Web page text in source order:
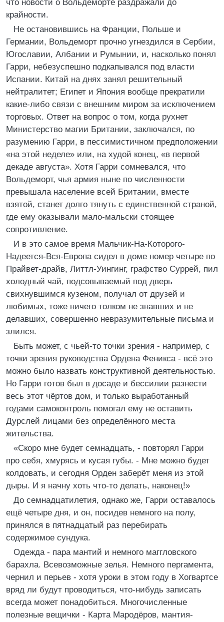
что новости о Вольдеморте раздражали до
крайности.
Не остановившись на Франции, Польше и
Германии, Вольдеморт прочно угнездился в Сербии,
Югославии, Албании и Румынии, и, насколько понял
Гарри, небезуспешно подкапывался под власти
Испании. Китай на днях занял решительный
нейтралитет; Египет и Япония вообще прекратили
какие-либо связи с внешним миром за исключением
торговых. Ответ на вопрос о том, когда рухнет
Министерство магии Британии, заключался, по
разумению Гарри, в пессимистичном предположении
«на этой неделе» или, на худой конец, «в первой
декаде августа». Хотя Гарри сомневался, что
Вольдеморт, чья армия ныне по численности
превышала население всей Британии, вместе
взятой, станет долго тянуть с единственной страной,
где ему оказывали мало-мальски стоящее
сопротивление.
И в это самое время Мальчик-На-Которого-
Надеется-Вся-Европа сидел в доме номер четыре по
Прайвет-драйв, Литтл-Уингинг, графство Суррей, пил
холодный чай, подсовываемый под дверь
свихнувшимся кузеном, получал от друзей и
любимых, тоже ничего толком не знавших и не
делавших, совершенно невразумительные письма и
злился.
Быть может, с чьей-то точки зрения - например, с
точки зрения руководства Ордена Феникса - всё это
можно было назвать конструктивной деятельностью.
Но Гарри готов был в досаде и бессилии разнести
весь этот чёртов дом, и только выработанный
годами самоконтроль помогал ему не оставить
Дурслей лицами без определённого места
жительства.
«Скоро мне будет семнадцать, - повторял Гарри
про себя, хмурясь и кусая губы. - Мне можно будет
колдовать, и сегодня Орден заберёт меня из этой
дыры. И я начну хоть что-то делать, наконец!»
До семнадцатилетия, однако же, Гарри оставалось
ещё четыре дня, и он, посидев немного на полу,
принялся в пятнадцатый раз перебирать
содержимое сундука.
Одежда - пара мантий и немного маггловского
барахла. Всевозможные зелья. Немного пергамента,
чернил и перьев - хотя уроки в этом году в Хогвартсе
вряд ли будут проводиться, что-нибудь записать
всегда может понадобиться. Многочисленные
полезные вещички - Карта Мародёров, мантия-